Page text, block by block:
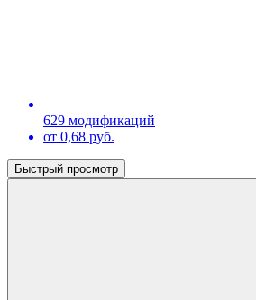
629 модификаций
от 0,68 руб.
Быстрый просмотр